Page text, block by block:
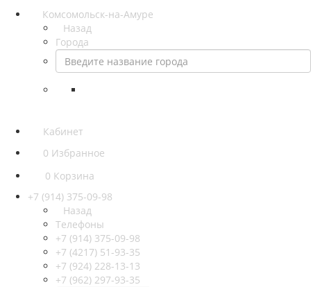
Комсомольск-на-Амуре
Назад
Города
Кабинет
0 Избранное
0 Корзина
+7 (914) 375-09-98
Назад
Телефоны
+7 (914) 375-09-98
+7 (4217) 51-93-35
+7 (924) 228-13-13
+7 (962) 297-93-35